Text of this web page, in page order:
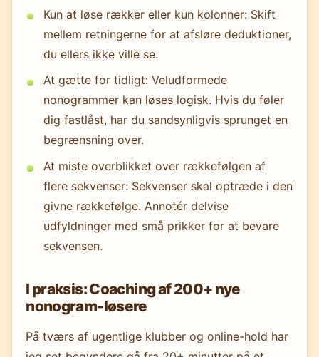
Kun at løse rækker eller kun kolonner: Skift
mellem retningerne for at afsløre deduktioner,
du ellers ikke ville se.
At gætte for tidligt: Veludformede
nonogrammer kan løses logisk. Hvis du føler
dig fastlåst, har du sandsynligvis sprunget en
begrænsning over.
At miste overblikket over rækkefølgen af
flere sekvenser: Sekvenser skal optræde i den
givne rækkefølge. Annotér delvise
udfyldninger med små prikker for at bevare
sekvensen.
I praksis: Coaching af 200+ nye
nonogram-løsere
På tværs af ugentlige klubber og online-hold har